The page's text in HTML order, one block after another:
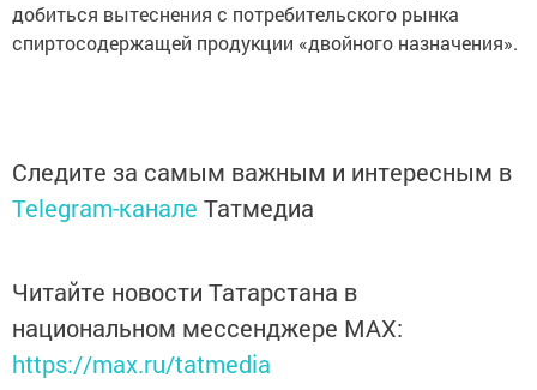
добиться вытеснения с потребительского рынка
спиртосодержащей продукции «двойного назначения».
Следите за самым важным и интересным в
Telegram-канале Татмедиа
Читайте новости Татарстана в
национальном мессенджере MАХ:
https://max.ru/tatmedia